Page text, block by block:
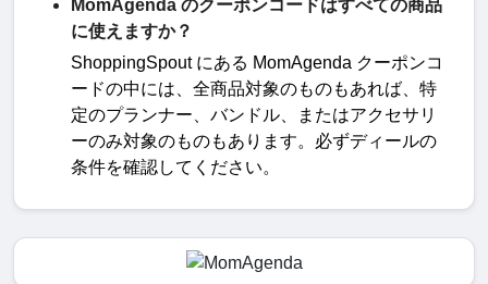
MomAgenda のクーポンコードはすべての商品
に使えますか？
ShoppingSpout にある MomAgenda クーポンコ
ードの中には、全商品対象のものもあれば、特
定のプランナー、バンドル、またはアクセサリ
ーのみ対象のものもあります。必ずディールの
条件を確認してください。